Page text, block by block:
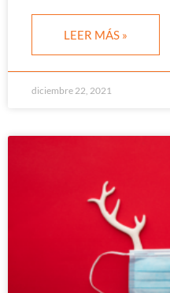
LEER MÁS »
diciembre 22, 2021